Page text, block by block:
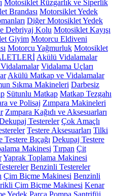
Motosiklet Rüzgarlık ve Siperlik
Brandası Motorsiklet Yedek
Diğer Motosiklet Yedek
Debriyaj Kolu Motosiklet Kayışı
Giyim Motorcu Eldiveni
Motorcu Yağmurluk Motosiklet
Akülü Vidalamalar
Vidalama Uçları
Akülü Matkap ve Vidalamalar
Sıkma Makineleri Darbesiz
Sütunlu Matkap Matkap Tezgahı
ve Polisaj Zımpara Makineleri
Zımpara Kağıdı ve Aksesuarları
Testereler Çok Amaçlı
Testere Aksesuarları Tilki
Testere Bıçağı Dekupaj Testere
Makinesi Tırpan Çit
Yaprak Toplama Makinesi
Benzinli Testereler
Çim Biçme Makinesi Benzinli
Çim Biçme Makinesi Kenar
Yedek Parça Pompa Santrifüj